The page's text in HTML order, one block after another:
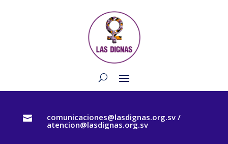
 comunicaciones@lasdignas.org.sv /
atencion@lasdignas.org.sv